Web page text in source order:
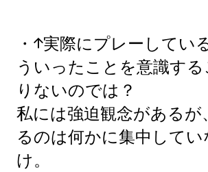
・↑実際にプレーしてい
ういったことを意識する
りないのでは？
私には強迫観念があるが
るのは何かに集中して
け。